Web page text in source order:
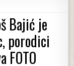
Bajić je
porodici
FOTO